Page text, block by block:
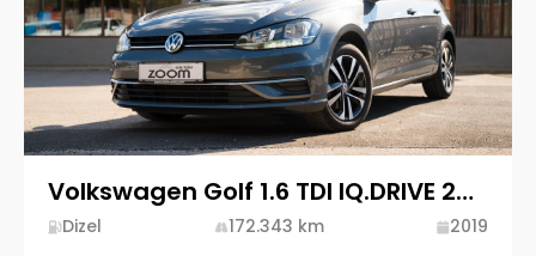
Volkswagen Golf 1.6 TDI IQ.DRIVE 2019 Diesel
Dizel 172.343 km
2019